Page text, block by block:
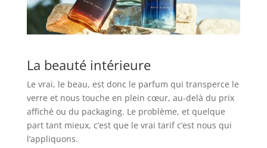
La beauté intérieure
Le vrai, le beau, est donc le parfum qui transperce le
verre et nous touche en plein cœur, au-delà du prix
affiché ou du packaging. Le problème, et quelque
part tant mieux, c’est que le vrai tarif c’est nous qui
l’appliquons.